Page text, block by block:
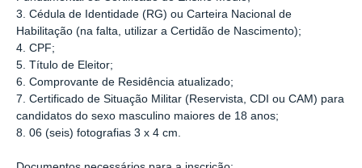
3. Cédula de Identidade (RG) ou Carteira Nacional de
Habilitação (na falta, utilizar a Certidão de Nascimento);
4. CPF;
5. Título de Eleitor;
6. Comprovante de Residência atualizado;
7. Certificado de Situação Militar (Reservista, CDI ou CAM) para
candidatos do sexo masculino maiores de 18 anos;
8. 06 (seis) fotografias 3 x 4 cm.